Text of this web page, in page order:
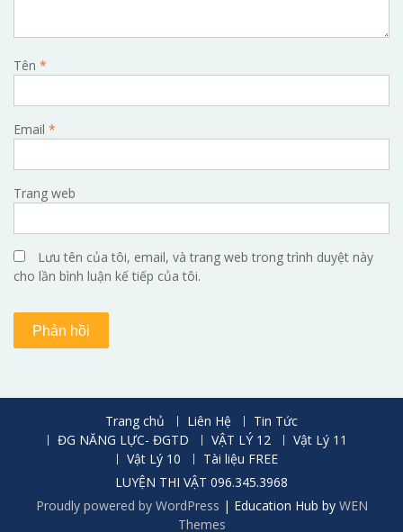
Tên *
Email *
Trang web
Lưu tên của tôi, email, và trang web trong trình duyệt này
cho lần bình luận kế tiếp của tôi.
Trang chủ Liên Hệ
Tin Tức
ĐG NĂNG LỰC- ĐGTD
VẬT LÝ 12
Vật Lý 11
Vật Lý 10
Tài liệu FREE
LUYỆN THI VẬT 096.345.3968
Proudly powered by WordPress | Education Hub by WEN
Themes